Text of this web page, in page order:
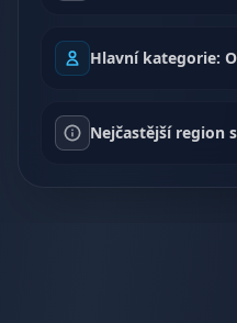
Hlavní kategorie:
Nejčastější region